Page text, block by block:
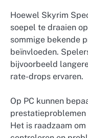
Hoewel Skyrim
soepel te draaien
sommige bekende
beïnvloeden.
bijvoorbeeld
rate-drops ervaren.
Op PC kunnen
prestatieproblemen
Het is raadzaam